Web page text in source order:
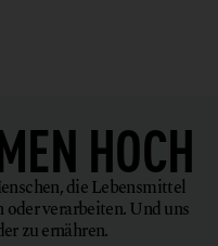
HOCH
die Lebensmittel
verarbeiten. Und uns
zu ernähren.